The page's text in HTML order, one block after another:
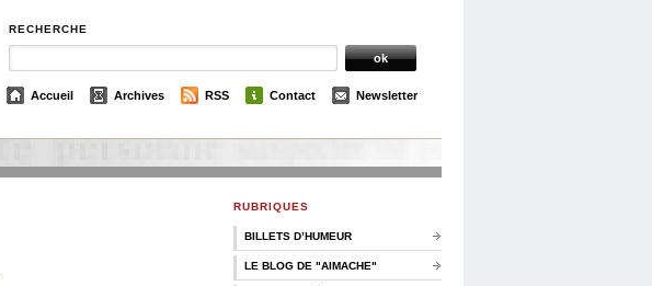
RECHERCHE
Accueil Archives RSS Contact Newsletter
RUBRIQUES
BILLETS D’HUMEUR
LE BLOG DE "AIMACHE"